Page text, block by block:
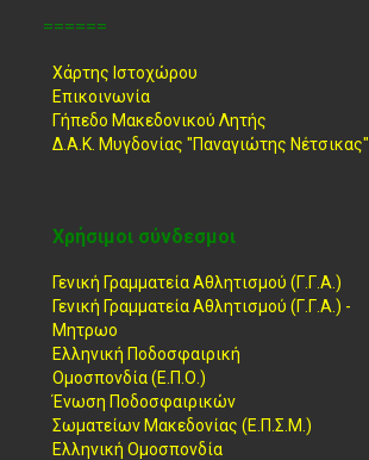
======
Χάρτης Ιστοχώρου
Επικοινωνία
Γήπεδο Μακεδονικού Λητής
Δ.Α.Κ. Μυγδονίας "Παναγιώτης Νέτσικας"
Χρήσιμοι σύνδεσμοι
Γενική Γραμματεία Αθλητισμού (Γ.Γ.Α.)
Γενική Γραμματεία Αθλητισμού (Γ.Γ.Α.) -
Μητρωο
Ελληνική Ποδοσφαιρική
Ομοσπονδία (Ε.Π.Ο.)
Ένωση Ποδοσφαιρικών
Σωματείων Μακεδονίας (Ε.Π.Σ.Μ.)
Ελληνική Ομοσπονδία